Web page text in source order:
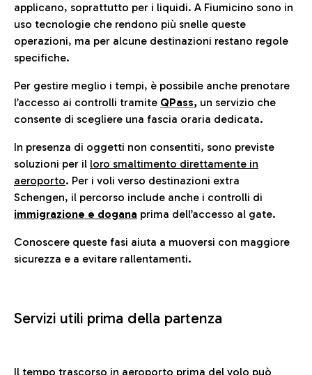
applicano, soprattutto per i liquidi. A Fiumicino sono in
uso tecnologie che rendono più snelle queste
operazioni, ma per alcune destinazioni restano regole
specifiche.
Per gestire meglio i tempi, è possibile anche prenotare
l’accesso ai controlli tramite QPass, un servizio che
consente di scegliere una fascia oraria dedicata.
In presenza di oggetti non consentiti, sono previste
soluzioni per il loro smaltimento direttamente in
aeroporto. Per i voli verso destinazioni extra
Schengen, il percorso include anche i controlli di
immigrazione e dogana prima dell’accesso al gate.
Conoscere queste fasi aiuta a muoversi con maggiore
sicurezza e a evitare rallentamenti.
Servizi utili prima della partenza
Il tempo trascorso in aeroporto prima del volo può